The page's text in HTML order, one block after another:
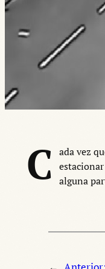
C
ada vez
alguna